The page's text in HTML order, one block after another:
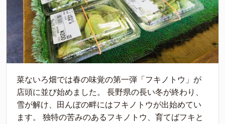
菜ないろ畑では春の味覚の第一弾「フキノトウ」が
店頭に並び始めました。 長野県の長い冬が終わり、
雪が解け、田んぼの畔にはフキノトウが出始めてい
ます。 独特の苦みのあるフキノトウ、育てばフキと